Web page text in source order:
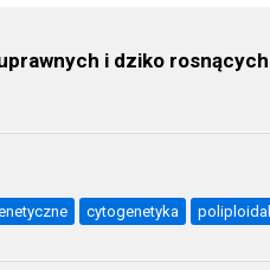
i dziko
cytogenetyka